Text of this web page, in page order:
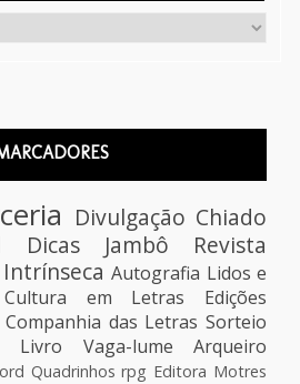
Divulgação Chiado
Dicas Jambô
Revista
Intrínseca Autografia Lidos e
Cultura em Letras Edições
Companhia das Letras Sorteio
Livro Vaga-lume Arqueiro
Quadrinhos rpg Editora Motres